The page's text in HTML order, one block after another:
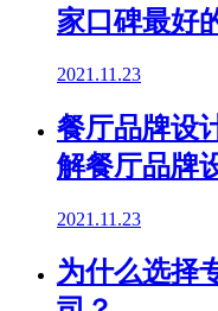
家口碑最好
2021.11.23
餐厅品牌设
解餐厅品牌
2021.11.23
为什么选择